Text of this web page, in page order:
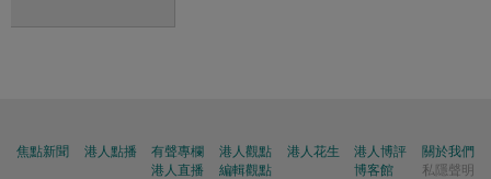
焦點新聞 港人點播
有聲專欄
港人直播
港人觀點
編輯觀點
港人花生
港人博評
博客館
關於我們
私隱聲明